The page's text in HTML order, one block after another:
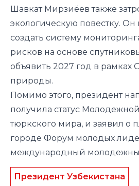
Шавкат Мирзиёев также
экологическую повестку.
создать систему
рисков на основе
объявить 2027 год в рамках
природы.
Помимо этого, президент
получила статус
тюркского мира, и заявил о
городе Форум молодых
международный
Президент Узбекистана